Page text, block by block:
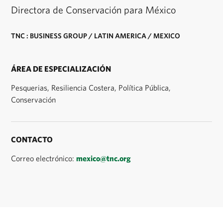
Directora de Conservación para México
TNC : BUSINESS GROUP / LATIN AMERICA / MEXICO
ÁREA DE ESPECIALIZACIÓN
Pesquerias, Resiliencia Costera, Política Pública,
Conservación
CONTACTO
Correo electrónico:mexico@tnc.org